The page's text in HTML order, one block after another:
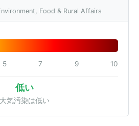
Food & Rural Affairs
5 7 9 10
低い
大気汚染は低い